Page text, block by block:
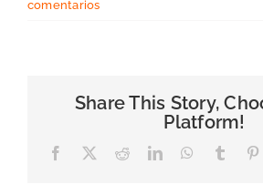
comentarios
Share This Story,
Platform!
Facebook RedditLinkedInWhatsApp
Tumblr